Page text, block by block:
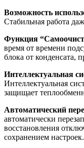
Возможность
Стабильная работа
Функция
время от времени
блока от конденсата,
Интеллектуальная
Интеллектуальная
защищает
Автоматический
автоматически
восстановления
сохранением настроек.